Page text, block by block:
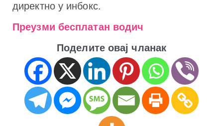
директно у инбокс.
Преузми бесплатан водич
Поделите овај чланак